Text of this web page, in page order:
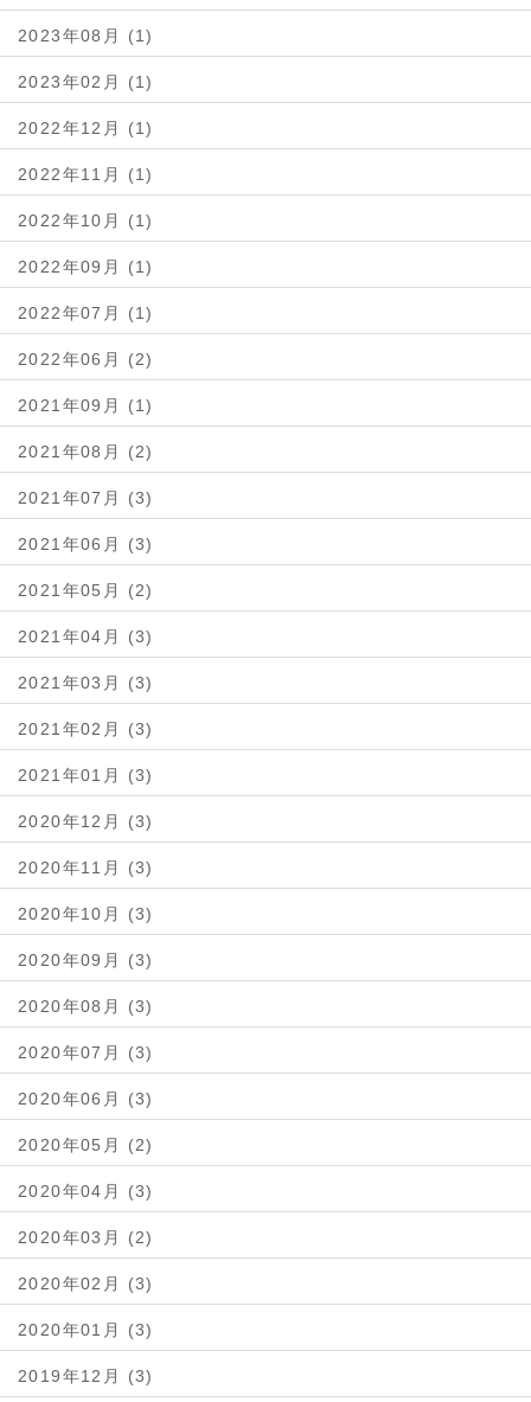
2023年08月 (1)
2023年02月 (1)
2022年12月 (1)
2022年11月 (1)
2022年10月 (1)
2022年09月 (1)
2022年07月 (1)
2022年06月 (2)
2021年09月 (1)
2021年08月 (2)
2021年07月 (3)
2021年06月 (3)
2021年05月 (2)
2021年04月 (3)
2021年03月 (3)
2021年02月 (3)
2021年01月 (3)
2020年12月 (3)
2020年11月 (3)
2020年10月 (3)
2020年09月 (3)
2020年08月 (3)
2020年07月 (3)
2020年06月 (3)
2020年05月 (2)
2020年04月 (3)
2020年03月 (2)
2020年02月 (3)
2020年01月 (3)
2019年12月 (3)